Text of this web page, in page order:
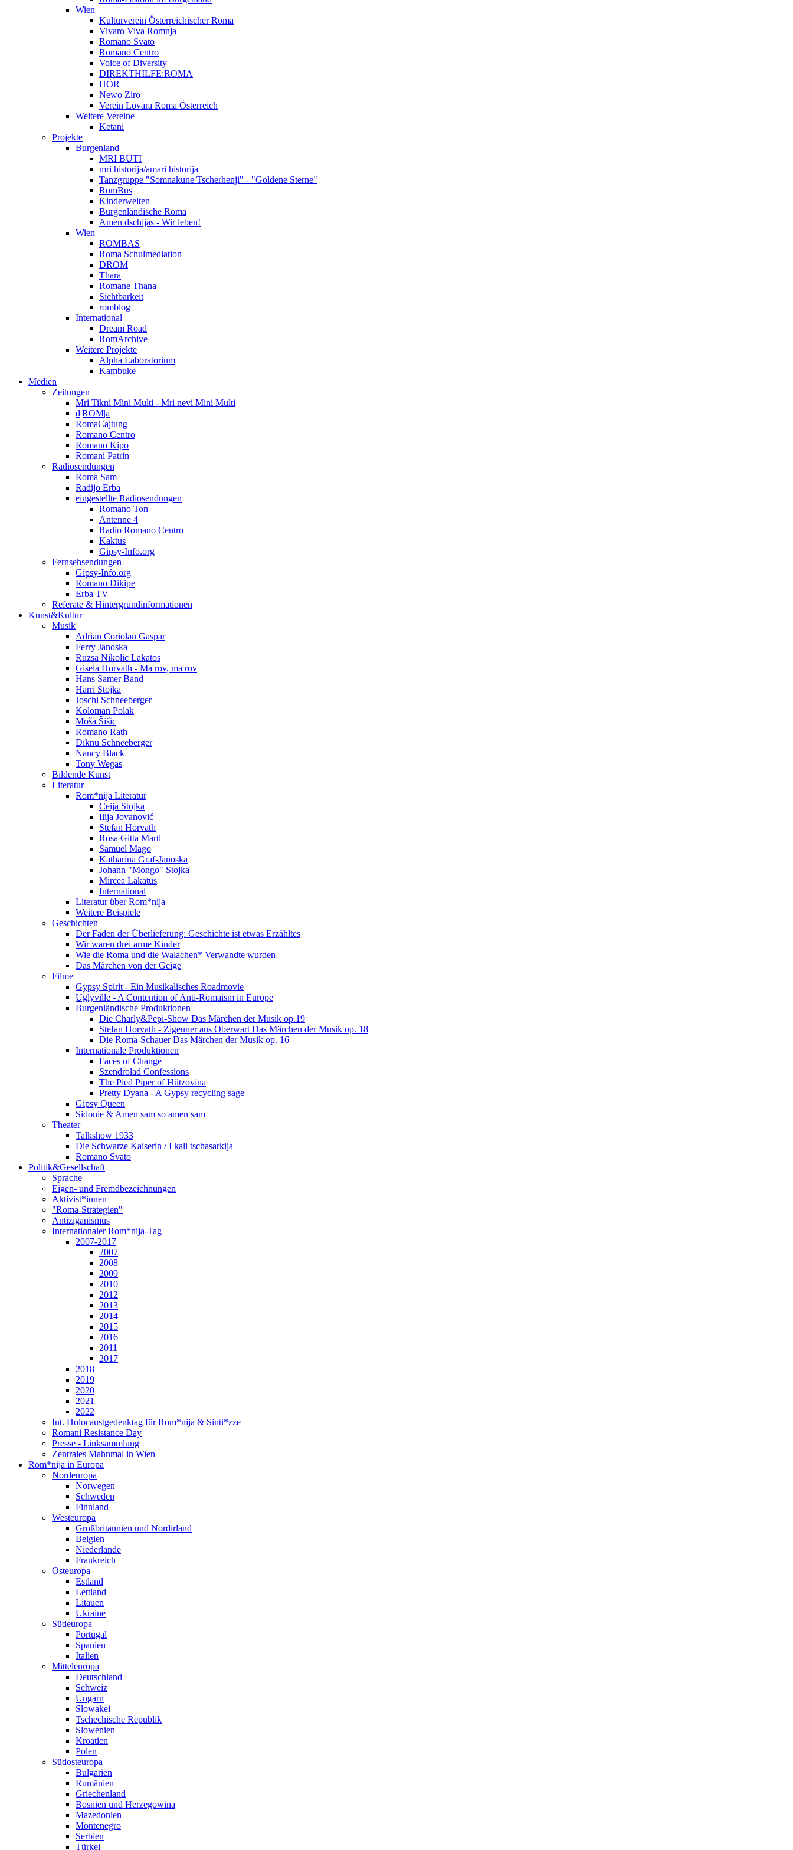
Wien
Kulturverein Österreichischer Roma
Vivaro Viva Romnja
Romano Svato
Romano Centro
Voice of Diversity
DIREKTHILFE:ROMA
HÖR
Newo Ziro
Verein Lovara Roma Österreich
Weitere Vereine
Ketani
Projekte
Burgenland
MRI BUTI
mri historija/amari historija
Tanzgruppe "Somnakune Tscherhenji" - "Goldene Sterne"
RomBus
Kinderwelten
Burgenländische Roma
Amen dschijas - Wir leben!
Wien
ROMBAS
Roma Schulmediation
DROM
Thara
Romane Thana
Sichtbarkeit
romblog
International
Dream Road
RomArchive
Weitere Projekte
Alpha Laboratorium
Kambuke
Medien
Zeitungen
Mri Tikni Mini Multi - Mri nevi Mini Multi
d|ROM|a
RomaCajtung
Romano Centro
Romano Kipo
Romani Patrin
Radiosendungen
Roma Sam
Radijo Erba
eingestellte Radiosendungen
Romano Ton
Antenne 4
Radio Romano Centro
Kaktus
Gipsy-Info.org
Fernsehsendungen
Gipsy-Info.org
Romano Dikipe
Erba TV
Referate & Hintergrundinformationen
Kunst&Kultur
Musik
Adrian Coriolan Gaspar
Ferry Janoska
Ruzsa Nikolic Lakatos
Gisela Horvath - Ma rov, ma rov
Hans Samer Band
Harri Stojka
Joschi Schneeberger
Koloman Polak
Moša Šišic
Romano Rath
Diknu Schneeberger
Nancy Black
Tony Wegas
Bildende Kunst
Literatur
Rom*nija Literatur
Ceija Stojka
Ilija Jovanović
Stefan Horvath
Rosa Gitta Martl
Samuel Mago
Katharina Graf-Janoska
Johann "Mongo" Stojka
Mircea Lakatus
International
Literatur über Rom*nija
Weitere Beispiele
Geschichten
Der Faden der Überlieferung: Geschichte ist etwas Erzähltes
Wir waren drei arme Kinder
Wie die Roma und die Walachen* Verwandte wurden
Das Märchen von der Geige
Filme
Gypsy Spirit - Ein Musikalisches Roadmovie
Uglyville - A Contention of Anti-Romaism in Europe
Burgenländische Produktionen
Die Charly&Pepi-Show Das Märchen der Musik op.19
Stefan Horvath - Zigeuner aus Oberwart Das Märchen der Musik op. 18
Die Roma-Schauer Das Märchen der Musik op. 16
Internationale Produktionen
Faces of Change
Szendrolad Confessions
The Pied Piper of Hützovina
Pretty Dyana - A Gypsy recycling sage
Gipsy Queen
Sidonie & Amen sam so amen sam
Theater
Talkshow 1933
Die Schwarze Kaiserin / I kali tschasarkija
Romano Svato
Politik&Gesellschaft
Sprache
Eigen- und Fremdbezeichnungen
Aktivist*innen
"Roma-Strategien"
Antiziganismus
Internationaler Rom*nija-Tag
2007-2017
2007
2008
2009
2010
2012
2013
2014
2015
2016
2011
2017
2018
2019
2020
2021
2022
Int. Holocaustgedenktag für Rom*nija & Sinti*zze
Romani Resistance Day
Presse - Linksammlung
Zentrales Mahnmal in Wien
Rom*nija in Europa
Nordeuropa
Norwegen
Schweden
Finnland
Westeuropa
Großbritannien und Nordirland
Belgien
Niederlande
Frankreich
Osteuropa
Estland
Lettland
Litauen
Ukraine
Südeuropa
Portugal
Spanien
Italien
Mitteleuropa
Deutschland
Schweiz
Ungarn
Slowakei
Tschechische Republik
Slowenien
Kroatien
Polen
Südosteuropa
Bulgarien
Rumänien
Griechenland
Bosnien und Herzegowina
Mazedonien
Montenegro
Serbien
Türkei